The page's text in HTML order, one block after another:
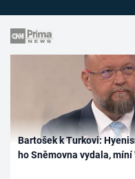
Bartošek k Turkovi:
ho Sněmovna vydala,